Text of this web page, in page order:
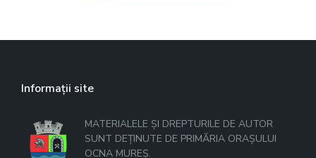
Informații site
MATERIALELE ȘI DREPTURILE DE AUTOR
SUNT DEȚINUTE DE PRIMĂRIA ORAȘULUI
OCNA MUREȘ.